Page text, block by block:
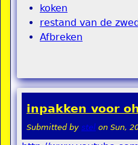
koken
restand van de
Afbreken
inpakken voor
Submitted by stel on Sun,